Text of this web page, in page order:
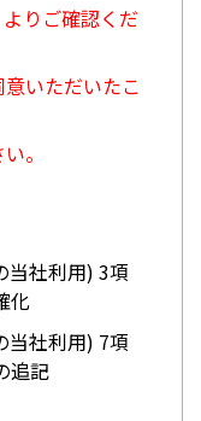
よりご確認くだ
いただいたこ
。
当社利用) 3項
化
当社利用) 7項
追記